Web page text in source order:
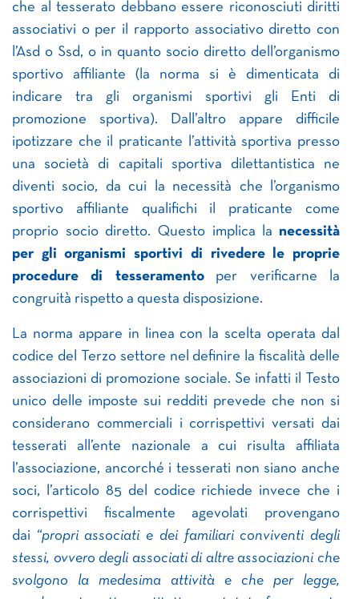
che al tesserato debbano essere riconosciuti diritti
associativi o per il rapporto associativo diretto con
l’Asd o Ssd, o in quanto socio diretto dell’organismo
sportivo affiliante (la norma si è dimenticata di
indicare tra gli organismi sportivi gli Enti di
promozione sportiva). Dall’altro appare difficile
ipotizzare che il praticante l’attività sportiva presso
una società di capitali sportiva dilettantistica ne
diventi socio, da cui la necessità che l’organismo
sportivo affiliante qualifichi il praticante come
proprio socio diretto. Questo implica la necessità
per gli organismi sportivi di rivedere le proprie
procedure di tesseramento per verificarne la
congruità rispetto a questa disposizione.
La norma appare in linea con la scelta operata dal
codice del Terzo settore nel definire la fiscalità delle
associazioni di promozione sociale. Se infatti il Testo
unico delle imposte sui redditi prevede che non si
considerano commerciali i corrispettivi versati dai
tesserati all’ente nazionale a cui risulta affiliata
l’associazione, ancorché i tesserati non siano anche
soci, l’articolo 85 del codice richiede invece che i
corrispettivi fiscalmente agevolati provengano
dai “propri associati e dei familiari conviventi degli
stessi, ovvero degli associati di altre associazioni che
svolgono la medesima attività e che per legge,